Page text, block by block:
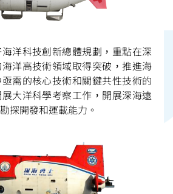
洋科技創新總體規劃，重點在深
洋高技術領域取得突破，推進海
需的核心技術和關鍵共性技術的
大洋科學考察工作，開展深海遠
探開發和運載能力。
微博 小紅書